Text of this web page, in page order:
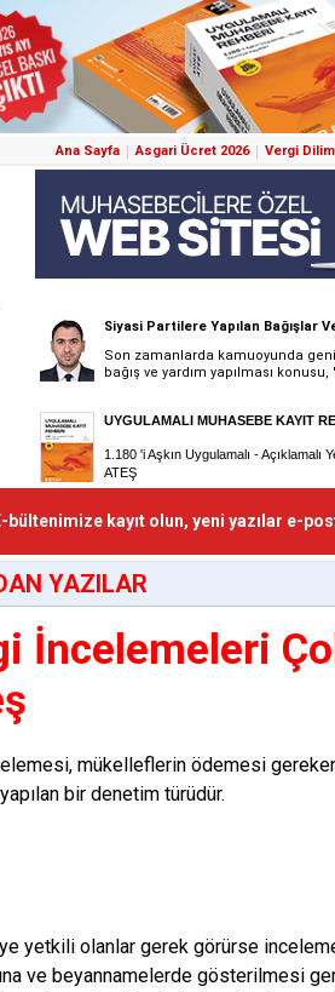
Ana Sayfa Asgari Ücret 2026 Vergi
bültenimize kayıt olun, yeni yazılar e-
YAZILAR
İncelemeleri
mükelleflerin ödemesi
bir denetim türüdür.
yetkili olanlar gerek görürse
ve beyannamelerde gösterilmesi